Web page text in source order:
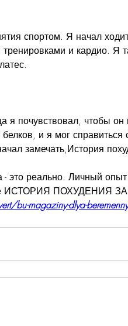
спортом. Я начал
и кардио. Я
я почувствовал, чтобы
и я мог
замечать,История
- это реально. Личный
ИСТОРИЯ ПОХУДЕНИЯ
bu-magaziny-dlya-